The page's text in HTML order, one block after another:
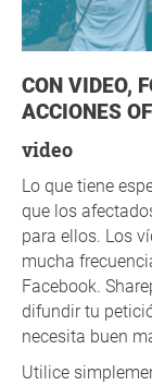
CON VIDEO, FOTOS, CELEBRIDADES Y
ACCIONES
video
Lo que tiene
que los
para ellos. Los
mucha
Facebook.
difundir tu
necesita buen
Utilice